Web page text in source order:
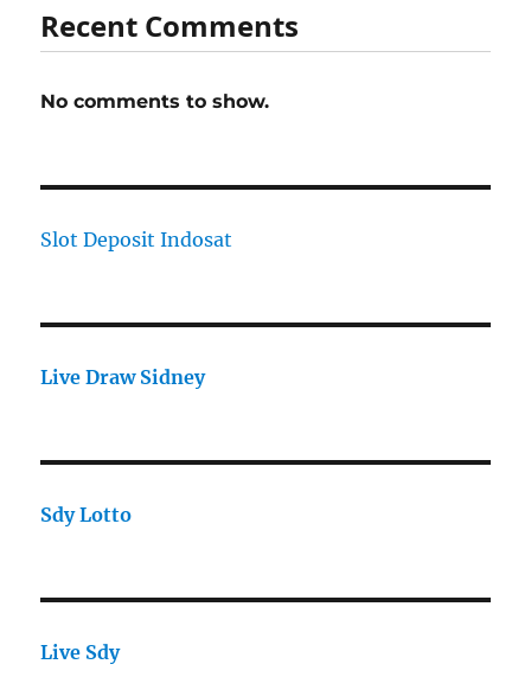
Recent Comments
No comments to show.
Slot Deposit Indosat
Live Draw Sidney
Sdy Lotto
Live Sdy